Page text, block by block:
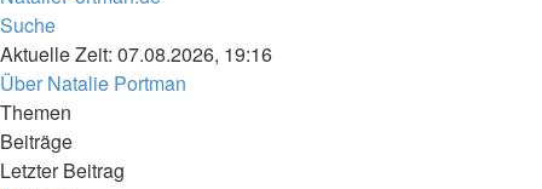
Suche
Aktuelle Zeit: 07.08.2026, 19:16
Über Natalie Portman
Themen
Beiträge
Letzter Beitrag